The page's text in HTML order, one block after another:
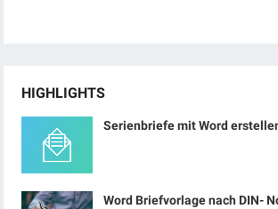
HIGHLIGHTS
Serienbriefe mit Word
Word Briefvorlage nach DIN-